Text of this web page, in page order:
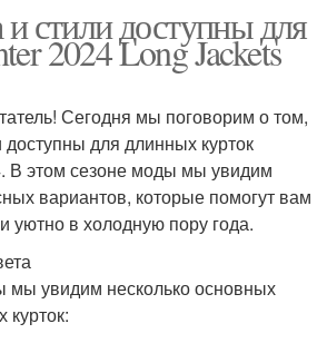
и стили доступны для
2024 Long Jackets
Сегодня мы поговорим о том,
доступны для длинных курток
В этом сезоне моды мы увидим
вариантов, которые помогут вам
уютно в холодную пору года.
мы увидим несколько основных
курток: